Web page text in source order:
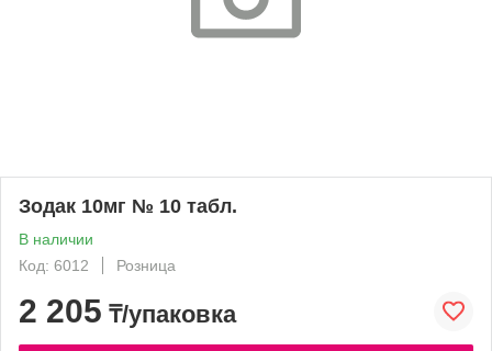
Зодак 10мг № 10 табл.
В наличии
Код: 6012
Розница
2 205 ₸/упаковка